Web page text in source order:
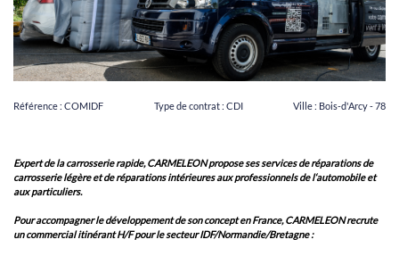
Référence : COMIDF Type de contrat : CDI Ville : Bois-d'Arcy - 78
Expert de la carrosserie rapide, CARMELEON propose ses services de réparations de
carrosserie légère et de réparations intérieures aux professionnels de l‘automobile et
aux particuliers.
Pour accompagner le développement de son concept en France, CARMELEON recrute
un commercial itinérant H/F pour le secteur IDF/Normandie/Bretagne :